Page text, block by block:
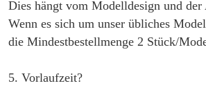
Dies hängt vom Modelldesign und der
Wenn es sich um unser übliches
die Mindestbestellmenge 2 Stück/
5. Vorlaufzeit?